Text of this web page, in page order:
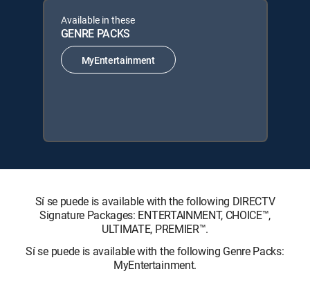
Available in these
GENRE PACKS
MyEntertainment
Sí se puede is available with the following DIRECTV
Signature Packages: ENTERTAINMENT, CHOICE™,
ULTIMATE, PREMIER™.
Sí se puede is available with the following Genre Packs:
MyEntertainment.